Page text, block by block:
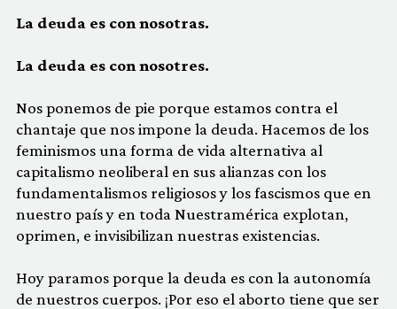
La deuda es con nosotras.
La deuda es con nosotres.
Nos ponemos de pie porque estamos contra el
chantaje que nos impone la deuda. Hacemos de los
feminismos una forma de vida alternativa al
capitalismo neoliberal en sus alianzas con los
fundamentalismos religiosos y los fascismos que en
nuestro país y en toda Nuestramérica explotan,
oprimen, e invisibilizan nuestras existencias.
Hoy paramos porque la deuda es con la autonomía
de nuestros cuerpos. ¡Por eso el aborto tiene que ser